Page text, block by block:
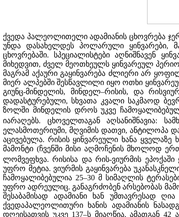
ქვედა პალეოლითელი ადამიანის ცხოვრება
უნდა დასახელდეს პოლარული ყინვარები,
ცხოვრებაში. სპეციალისტები აღნიშნავენ
მიხედვით, ძველ მეოთხეულს ყინვარეულ
მაგრამ აქაური გაყინვარება ძლიერი არ
მიერ ალპებში შესწავლილი იყო ოთხი
გიუნც-მინდელის, მინდელ–რისის, და
დადასტურებული, სხვათა კვალი საკმაოდ
ზოლში მინდელის დროს უკვე
იარაღებს. ცხოველთაგან აღსანიშნავია:
ელასმოთერიუმი, მღვიმის დათვი, ანტილოპა
აცივებულა. რისის ყინვარეული ხანა
მამონტი (ჩვენში მისი აღმოჩენის მხოლოდ
ლომვეფხვა. რისისა და რის-ვიურმის
უფრო მეტია. ვიურმის გაყინვარება
ჩამოყალიბებულია 25–30 მ სიმაღლის
უფრო ადრეულიც. განაგრძობენ არსებობას
შესაბამისად ადამიანი ხან უმთავრესად
ქვედაპალეოლითური ხანის ადამიანის
დღეისათვის უკვე 137–ს მიაღწია. ამათგან